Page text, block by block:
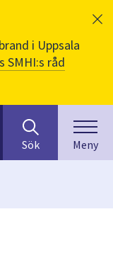
i Uppsala
SMHI:s råd
efter
innehåll
på
Sök Meny